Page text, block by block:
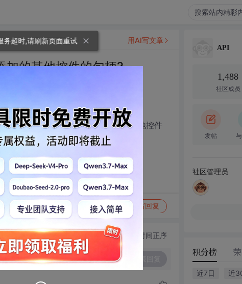
的其他控件的句柄?
看的是
的。问题是，当ListView中包含其他控件
举报 写回复
用AI写文章
切换为时间正序
API
1,488
社区成员
发帖
社区管理员
积分榜
近7日 近
务超时,请刷新页面重试